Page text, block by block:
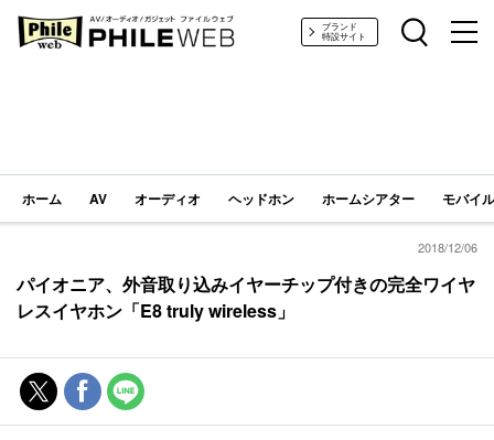
PHILE WEB｜AV/オーディオ/ガジェットブランド
特設サイト
ホーム AV オーディオ ヘッドホン ホームシアター モバイ
2018/12/06
パイオニア、外音取り込みイヤーチップ付きの完全ワイヤ
レスイヤホン「E8 truly wireless」